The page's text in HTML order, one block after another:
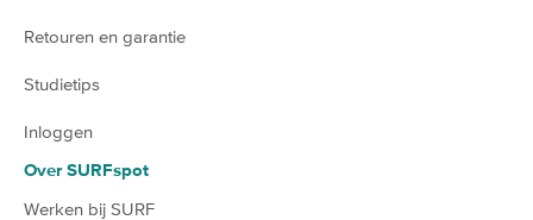
Retouren en garantie
Studietips
Inloggen
Over SURFspot
Werken bij SURF